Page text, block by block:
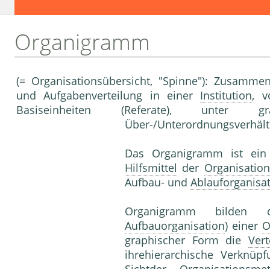
Organigramm
(= Organisationsübersicht, "Spinne"):
und Aufgabenverteilung in einer Institution,
Basiseinheiten (Referate), unter
Über-/
Das Organigramm ist
Hilfsmittel der Organisation
Aufbau- und
Organigramm bilden
Aufbauorganisation) einer
graphischer Form die
ihrehierarchische